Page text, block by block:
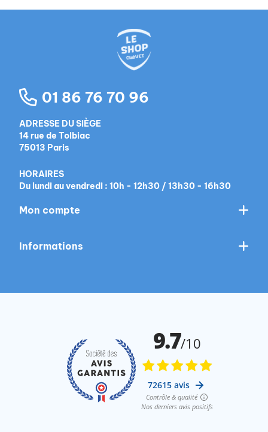
01 86 76 70 96
ADRESSE DU SIÈGE
14 rue de Tolbiac
75013 Paris
HORAIRES
Du lundi au vendredi : 10h - 12h30 / 13h30 - 16h30
Mon compte
Informations